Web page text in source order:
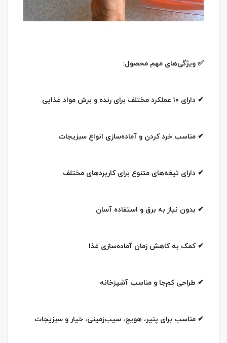
✅ ویژگی‌های مهم محصول:
✔ دارای ۱۰ عملکرد مختلف برای رنده و برش مواد غذایی
✔ مناسب خرد کردن و آماده‌سازی انواع سبزیجات
✔ دارای تیغه‌های متنوع برای کاربردهای مختلف
✔ بدون نیاز به برق و استفاده آسان
✔ کمک به کاهش زمان آماده‌سازی غذا
✔ طراحی کم‌جا و مناسب آشپزخانه
✔ مناسب برای پنیر، هویج، سیب‌زمینی، خیار و سبزیجات